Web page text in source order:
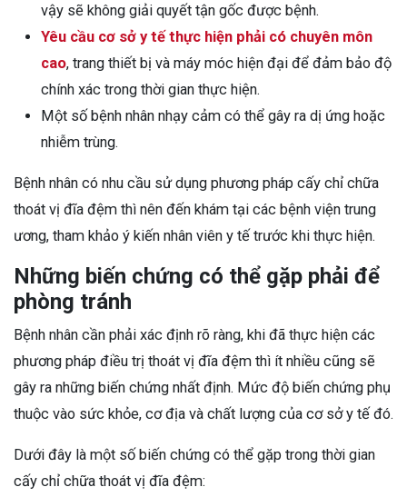
vậy sẽ không giải quyết tận gốc được bệnh.
Yêu cầu cơ sở y tế thực hiện phải có chuyên môn
cao, trang thiết bị và máy móc hiện đại để đảm bảo độ
chính xác trong thời gian thực hiện.
Một số bệnh nhân nhạy cảm có thể gây ra dị ứng hoặc
nhiễm trùng.
Bệnh nhân có nhu cầu sử dụng phương pháp cấy chỉ chữa
thoát vị đĩa đệm thì nên đến khám tại các bệnh viện trung
ương, tham khảo ý kiến nhân viên y tế trước khi thực hiện.
Những biến chứng có thể gặp phải để
phòng tránh
Bệnh nhân cần phải xác định rõ ràng, khi đã thực hiện các
phương pháp điều trị thoát vị đĩa đệm thì ít nhiều cũng sẽ
gây ra những biến chứng nhất định. Mức độ biến chứng phụ
thuộc vào sức khỏe, cơ địa và chất lượng của cơ sở y tế đó.
Dưới đây là một số biến chứng có thể gặp trong thời gian
cấy chỉ chữa thoát vị đĩa đệm: